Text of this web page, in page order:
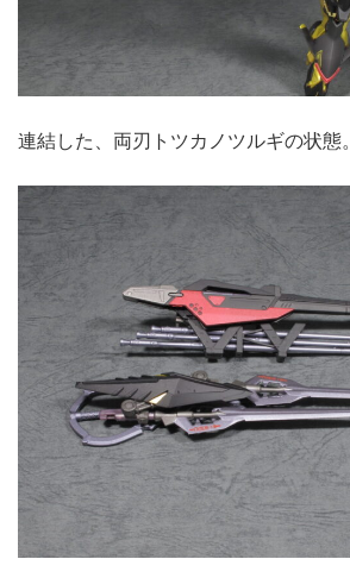
連結した、両刃トツカノツルギの状態。